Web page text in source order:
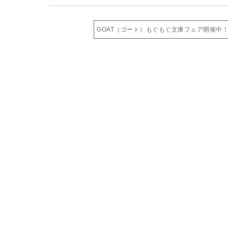
GOAT（ゴート）もぐもぐ文庫フェア開催中！